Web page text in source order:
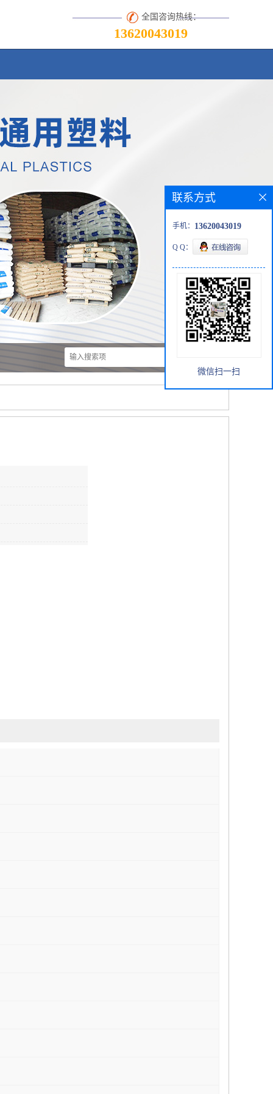
全国咨询热线：
13620043019
联系方式
手机： 13620043019
Q Q：
微信扫一扫